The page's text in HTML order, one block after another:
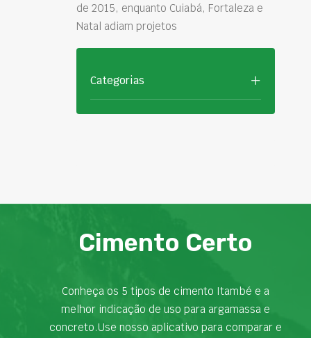
de 2015, enquanto Cuiabá, Fortaleza e
Natal adiam projetos
Categorias
Cimento Certo
Conheça os 5 tipos de cimento Itambé e a
melhor indicação de uso para argamassa e
concreto.Use nosso aplicativo para comparar e